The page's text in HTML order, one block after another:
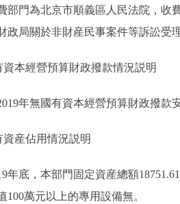
部門為北京市順義區人民法院，收
局關於非財産民事案件等訴訟受
經營預算財政撥款情況説明
年無國有資本經營預算財政撥款
産佔用情況説明
底，本部門固定資産總額18751.61
100萬元以上的專用設備無。